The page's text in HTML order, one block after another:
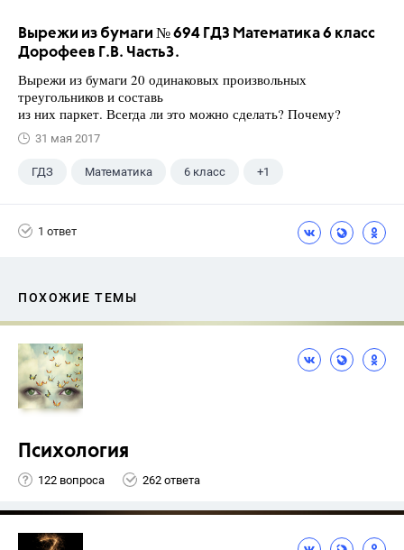
Вырежи из бумаги № 694 ГДЗ Математика 6 класс
Дорофеев Г.В. Часть3.
Вырежи из бумаги 20 одинаковых произвольных
треугольников и составь
из них паркет. Всегда ли это можно сделать? Почему?
31 мая 2017
ГДЗ Математика 6 класс +1
1 ответ
ПОХОЖИЕ ТЕМЫ
Психология
122 вопроса 262 ответа